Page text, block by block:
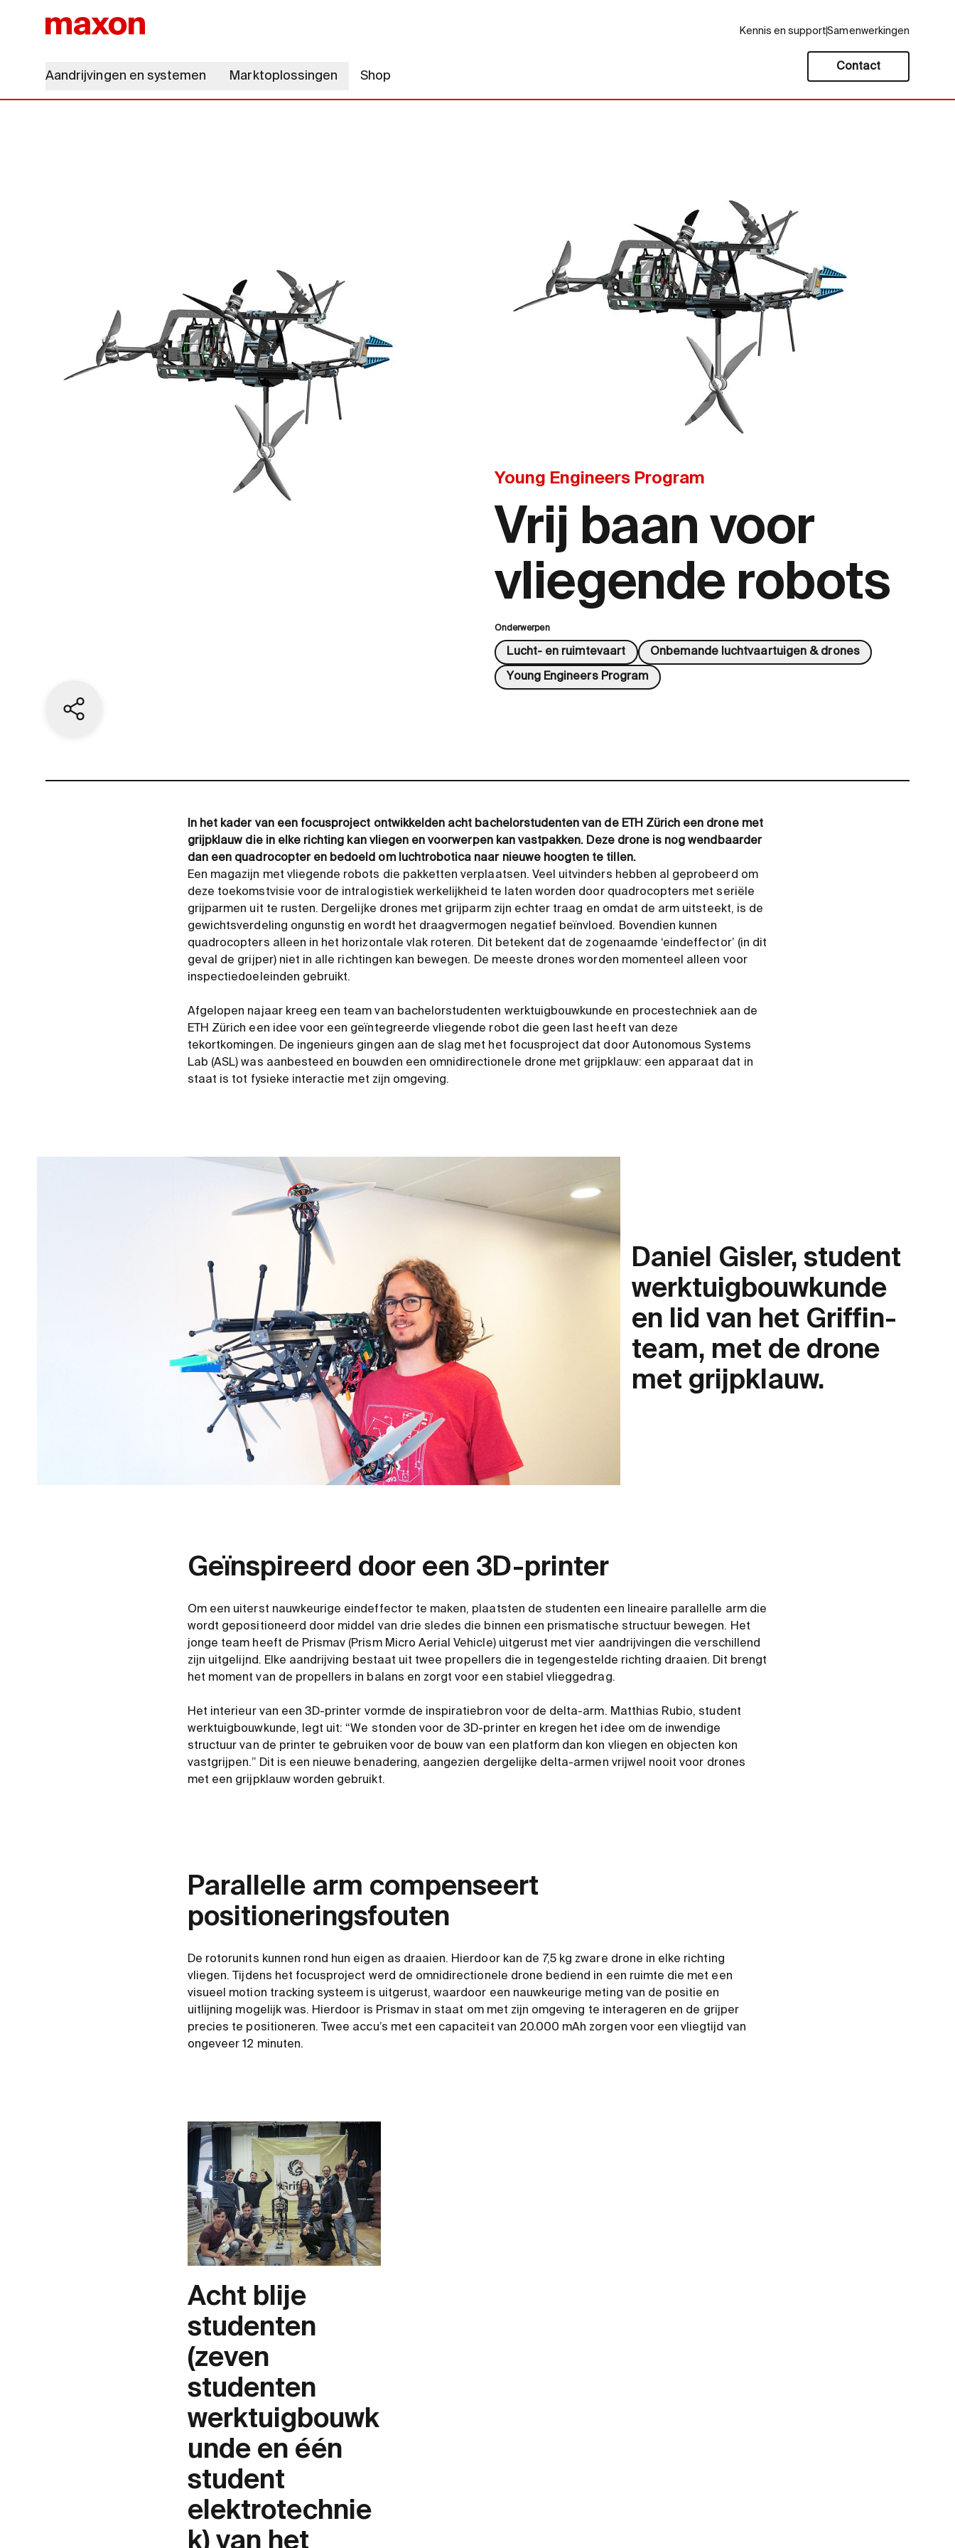
Kennis en supportSamenwerkingen
Aandrijvingen en systemen Marktoplossingen Shop
Contact
Young Engineers Program
Vrij baan voor
vliegende robots
Onderwerpen
Lucht- en ruimtevaart Onbemande luchtvaartuigen & drones
Young Engineers Program
Share current page
In het kader van een focusproject ontwikkelden acht bachelorstudenten van de ETH Zürich een drone met
grijpklauw die in elke richting kan vliegen en voorwerpen kan vastpakken. Deze drone is nog wendbaarder
dan een quadrocopter en bedoeld om luchtrobotica naar nieuwe hoogten te tillen.
Een magazijn met vliegende robots die pakketten verplaatsen. Veel uitvinders hebben al geprobeerd om
deze toekomstvisie voor de intralogistiek werkelijkheid te laten worden door quadrocopters met seriële
grijparmen uit te rusten. Dergelijke drones met grijparm zijn echter traag en omdat de arm uitsteekt, is de
gewichtsverdeling ongunstig en wordt het draagvermogen negatief beïnvloed. Bovendien kunnen
quadrocopters alleen in het horizontale vlak roteren. Dit betekent dat de zogenaamde ‘eindeffector’ (in dit
geval de grijper) niet in alle richtingen kan bewegen. De meeste drones worden momenteel alleen voor
inspectiedoeleinden gebruikt.
Afgelopen najaar kreeg een team van bachelorstudenten werktuigbouwkunde en procestechniek aan de
ETH Zürich een idee voor een geïntegreerde vliegende robot die geen last heeft van deze
tekortkomingen. De ingenieurs gingen aan de slag met het focusproject dat door Autonomous Systems
Lab (ASL) was aanbesteed en bouwden een omnidirectionele drone met grijpklauw: een apparaat dat in
staat is tot fysieke interactie met zijn omgeving.
Daniel Gisler, student
werktuigbouwkunde
en lid van het Griffin-
team, met de drone
met grijpklauw.
Geïnspireerd door een 3D-printer
Om een uiterst nauwkeurige eindeffector te maken, plaatsten de studenten een lineaire parallelle arm die
wordt gepositioneerd door middel van drie sledes die binnen een prismatische structuur bewegen. Het
jonge team heeft de Prismav (Prism Micro Aerial Vehicle) uitgerust met vier aandrijvingen die verschillend
zijn uitgelijnd. Elke aandrijving bestaat uit twee propellers die in tegengestelde richting draaien. Dit brengt
het moment van de propellers in balans en zorgt voor een stabiel vlieggedrag.
Het interieur van een 3D-printer vormde de inspiratiebron voor de delta-arm. Matthias Rubio, student
werktuigbouwkunde, legt uit: “We stonden voor de 3D-printer en kregen het idee om de inwendige
structuur van de printer te gebruiken voor de bouw van een ​​platform dan kon vliegen en objecten kon
vastgrijpen.” Dit is een nieuwe benadering, aangezien dergelijke delta-armen vrijwel nooit voor drones
met een grijpklauw worden gebruikt.
Parallelle arm compenseert
positioneringsfouten
De rotorunits kunnen rond hun eigen as draaien. Hierdoor kan de 7,5 kg zware drone in elke richting
vliegen. Tijdens het focusproject werd de omnidirectionele drone bediend in een ruimte die met een
visueel motion tracking systeem is uitgerust, waardoor een nauwkeurige meting van de positie en
uitlijning mogelijk was. Hierdoor is Prismav in staat om met zijn omgeving te interageren en de grijper
precies te positioneren. Twee accu’s met een capaciteit van 20.000 mAh zorgen voor een vliegtijd van
ongeveer 12 minuten.
Acht blije
studenten
(zeven
studenten
werktuigbouwk
unde en één
student
elektrotechnie